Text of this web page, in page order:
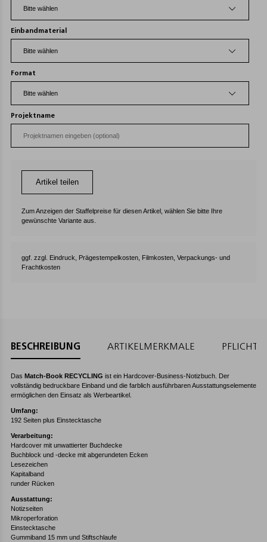
Einbandmaterial
Format
Projektname
Artikel teilen
Zum Anzeigen der Staffelpreise für diesen Artikel, wählen Sie bitte Ihre
gewünschte Variante aus.
ggf. zzgl. Eindruck, Prägestempelkosten, Filmkosten, Verpackungs- und
Frachtkosten
BESCHREIBUNG ARTIKELMERKMALE
Das Match-Book RECYCLING ist ein Hardcover-Business-Notizbuch. Der
vollständig bedruckbare Einband und die farblich ausführbaren Ausstattungselemente
ermöglichen den Einsatz als Werbeartikel.
Umfang:
192 Seiten plus Einstecktasche
Verarbeitung:
Hardcover mit unwattierter Buchdecke
Buchblock und -decke mit abgerundeten Ecken
Lesezeichen
Kapitalband
runder Rücken
Ausstattung:
Notizseiten
Mikroperforation
Einstecktasche
Gummiband 15 mm und Stiftschlaufe